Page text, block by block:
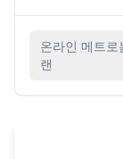
온라인 메트
랜